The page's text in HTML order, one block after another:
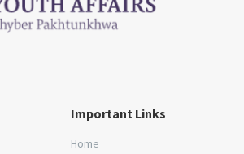
Important Links
Home